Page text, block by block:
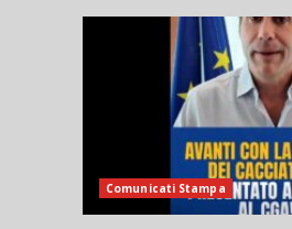
Comunicati Stampa